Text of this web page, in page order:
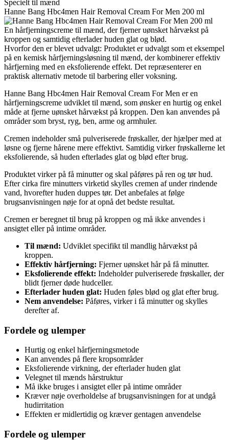
Specielt til mænd
Hanne Bang Hbc4men Hair Removal Cream For Men 200 ml
En hårfjerningscreme til mænd, der fjerner uønsket hårvækst på
kroppen og samtidig efterlader huden glat og blød.
Hvorfor den er blevet udvalgt: Produktet er udvalgt som et eksempel
på en kemisk hårfjerningsløsning til mænd, der kombinerer effektiv
hårfjerning med en eksfolierende effekt. Det repræsenterer en
praktisk alternativ metode til barbering eller voksning.
Hanne Bang Hbc4men Hair Removal Cream For Men er en
hårfjerningscreme udviklet til mænd, som ønsker en hurtig og enkel
måde at fjerne uønsket hårvækst på kroppen. Den kan anvendes på
områder som bryst, ryg, ben, arme og armhuler.
Cremen indeholder små pulveriserede frøskaller, der hjælper med at
løsne og fjerne hårene mere effektivt. Samtidig virker frøskallerne let
eksfolierende, så huden efterlades glat og blød efter brug.
Produktet virker på få minutter og skal påføres på ren og tør hud.
Efter cirka fire minutters virketid skylles cremen af under rindende
vand, hvorefter huden duppes tør. Det anbefales at følge
brugsanvisningen nøje for at opnå det bedste resultat.
Cremen er beregnet til brug på kroppen og må ikke anvendes i
ansigtet eller på intime områder.
Til mænd: Udviklet specifikt til mandlig hårvækst på
kroppen.
Effektiv hårfjerning: Fjerner uønsket hår på få minutter.
Eksfolierende effekt: Indeholder pulveriserede frøskaller, der
blidt fjerner døde hudceller.
Efterlader huden glat: Huden føles blød og glat efter brug.
Nem anvendelse: Påføres, virker i få minutter og skylles
derefter af.
Fordele og ulemper
Hurtig og enkel hårfjerningsmetode
Kan anvendes på flere kropsområder
Eksfolierende virkning, der efterlader huden glat
Velegnet til mænds hårstruktur
Må ikke bruges i ansigtet eller på intime områder
Kræver nøje overholdelse af brugsanvisningen for at undgå
hudirritation
Effekten er midlertidig og kræver gentagen anvendelse
Fordele og ulemper